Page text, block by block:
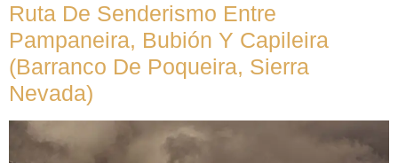
Ruta De Senderismo Entre
Pampaneira, Bubión Y Capileira
(Barranco De Poqueira, Sierra
Nevada)